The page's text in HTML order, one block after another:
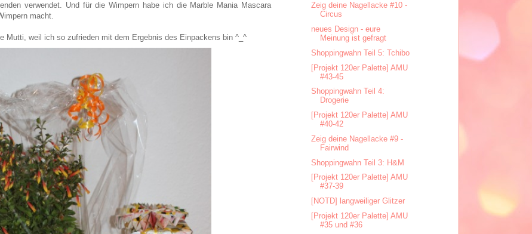
verwendet. Und für die Wimpern habe ich die Marble Mania Mascara
macht.
Mutti, weil ich so zufrieden mit dem Ergebnis des Einpackens bin ^_^
Zeig deine Nagellacke #10 -
Circus
neues Design - eure
Meinung ist gefragt
Shoppingwahn Teil 5: Tchibo
[Projekt 120er Palette] AMU
#43-45
Shoppingwahn Teil 4:
Drogerie
[Projekt 120er Palette] AMU
#40-42
Zeig deine Nagellacke #9 -
Fairwind
Shoppingwahn Teil 3: H&M
[Projekt 120er Palette] AMU
#37-39
[NOTD] langweiliger Glitzer
[Projekt 120er Palette] AMU
#35 und #36